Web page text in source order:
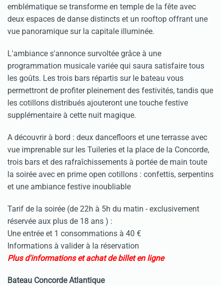
emblématique se transforme en temple de la fête avec
deux espaces de danse distincts et un rooftop offrant une
vue panoramique sur la capitale illuminée.
L'ambiance s'annonce survoltée grâce à une
programmation musicale variée qui saura satisfaire tous
les goûts. Les trois bars répartis sur le bateau vous
permettront de profiter pleinement des festivités, tandis que
les cotillons distribués ajouteront une touche festive
supplémentaire à cette nuit magique.
A découvrir à bord : deux dancefloors et une terrasse avec
vue imprenable sur les Tuileries et la place de la Concorde,
trois bars et des rafraîchissements à portée de main toute
la soirée avec en prime open cotillons : confettis, serpentins
et une ambiance festive inoubliable
Tarif de la soirée (de 22h à 5h du matin - exclusivement
réservée aux plus de 18 ans ) :
Une entrée et 1 consommations à 40 €
Informations à valider à la réservation
Plus d'informations et achat de billet en ligne
Bateau Concorde Atlantique